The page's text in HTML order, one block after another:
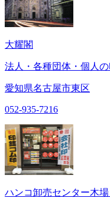
大耀閣
法人・各種団体・個人
愛知県名古屋市東区
052-935-7216
ハンコ卸売センター木